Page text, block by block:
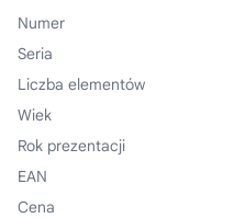
Numer
Seria
Liczba elementów
Wiek
Rok prezentacji
EAN
Cena